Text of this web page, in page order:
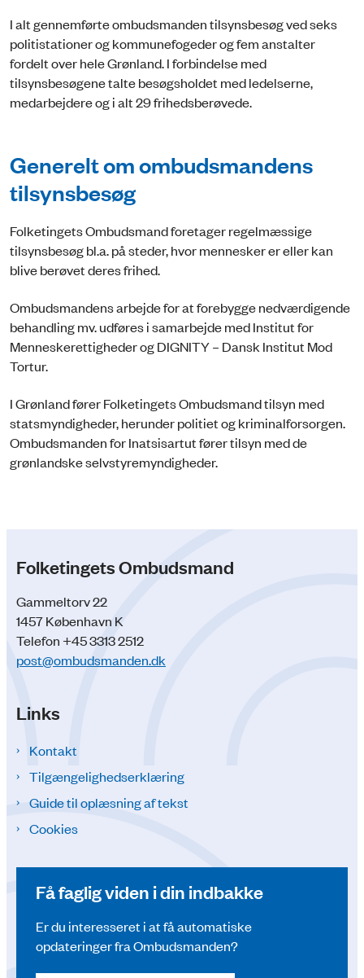
I alt gennemførte ombudsmanden tilsynsbesøg ved seks
politistationer og kommunefogeder og fem anstalter
fordelt over hele Grønland. I forbindelse med
tilsynsbesøgene talte besøgsholdet med ledelserne,
medarbejdere og i alt 29 frihedsberøvede.
Generelt om ombudsmandens
tilsynsbesøg
Folketingets Ombudsmand foretager regelmæssige
tilsynsbesøg bl.a. på steder, hvor mennesker er eller kan
blive berøvet deres frihed.
Ombudsmandens arbejde for at forebygge nedværdigende
behandling mv. udføres i samarbejde med Institut for
Menneskerettigheder og DIGNITY – Dansk Institut Mod
Tortur.
I Grønland fører Folketingets Ombudsmand tilsyn med
statsmyndigheder, herunder politiet og kriminalforsorgen.
Ombudsmanden for Inatsisartut fører tilsyn med de
grønlandske selvstyremyndigheder.
Folketingets Ombudsmand
Gammeltorv 22
1457 København K
Telefon +45 3313 2512
post@ombudsmanden.dk
Links
Kontakt
Tilgængelighedserklæring
Guide til oplæsning af tekst
Cookies
Få faglig viden i din indbakke
Er du interesseret i at få automatiske
opdateringer fra Ombudsmanden?